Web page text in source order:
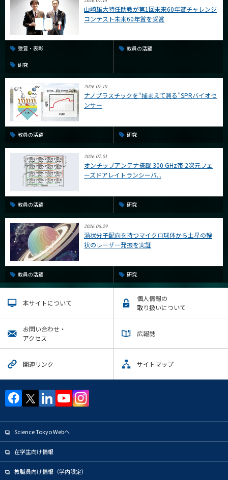
山崎雄大特任助教が第1回未来60年賞チャレンジ
コンテスト未来60年賞を受賞
受賞・表彰 教員の活躍
研究
2026.07.10
ナノプラスチックを“捕まえて測る”SPRバイオセ
ンサー
教員の活躍 研究
2026.07.01
オンチップアンテナ搭載 300 GHz帯 2次元フェ
ーズドアレイトランシーバ...
教員の活躍 研究
2026.06.29
渦状分子配向を持つマイクロ球体から土星の輪
状のレーザー発振を実証
教員の活躍 研究
本サイトについて
個人情報の
取り扱いについて
お問い合わせ・
アクセス
広報誌
関連リンク サイトマップ
Science Tokyo Webヘ
在学生向け情報
教職員向け情報（学内限定）